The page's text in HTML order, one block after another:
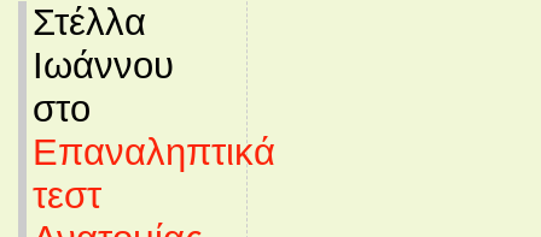
Στέλλα
Ιωάννου
στο
Επαναληπτικά
τεστ